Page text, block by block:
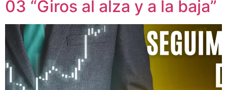
03 “Giros al alza y a la baja”